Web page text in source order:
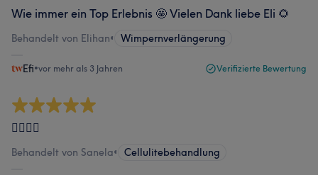
Wie immer ein Top Erlebnis 🤩 Vielen Dank liebe Eli 🌻
Behandelt von Elihan• Wimpernverlängerung
Efi•vor mehr als 3 Jahren Verifizierte Bewertung
👍🏼👍🏼
Behandelt von Sanela• Cellulitebehandlung